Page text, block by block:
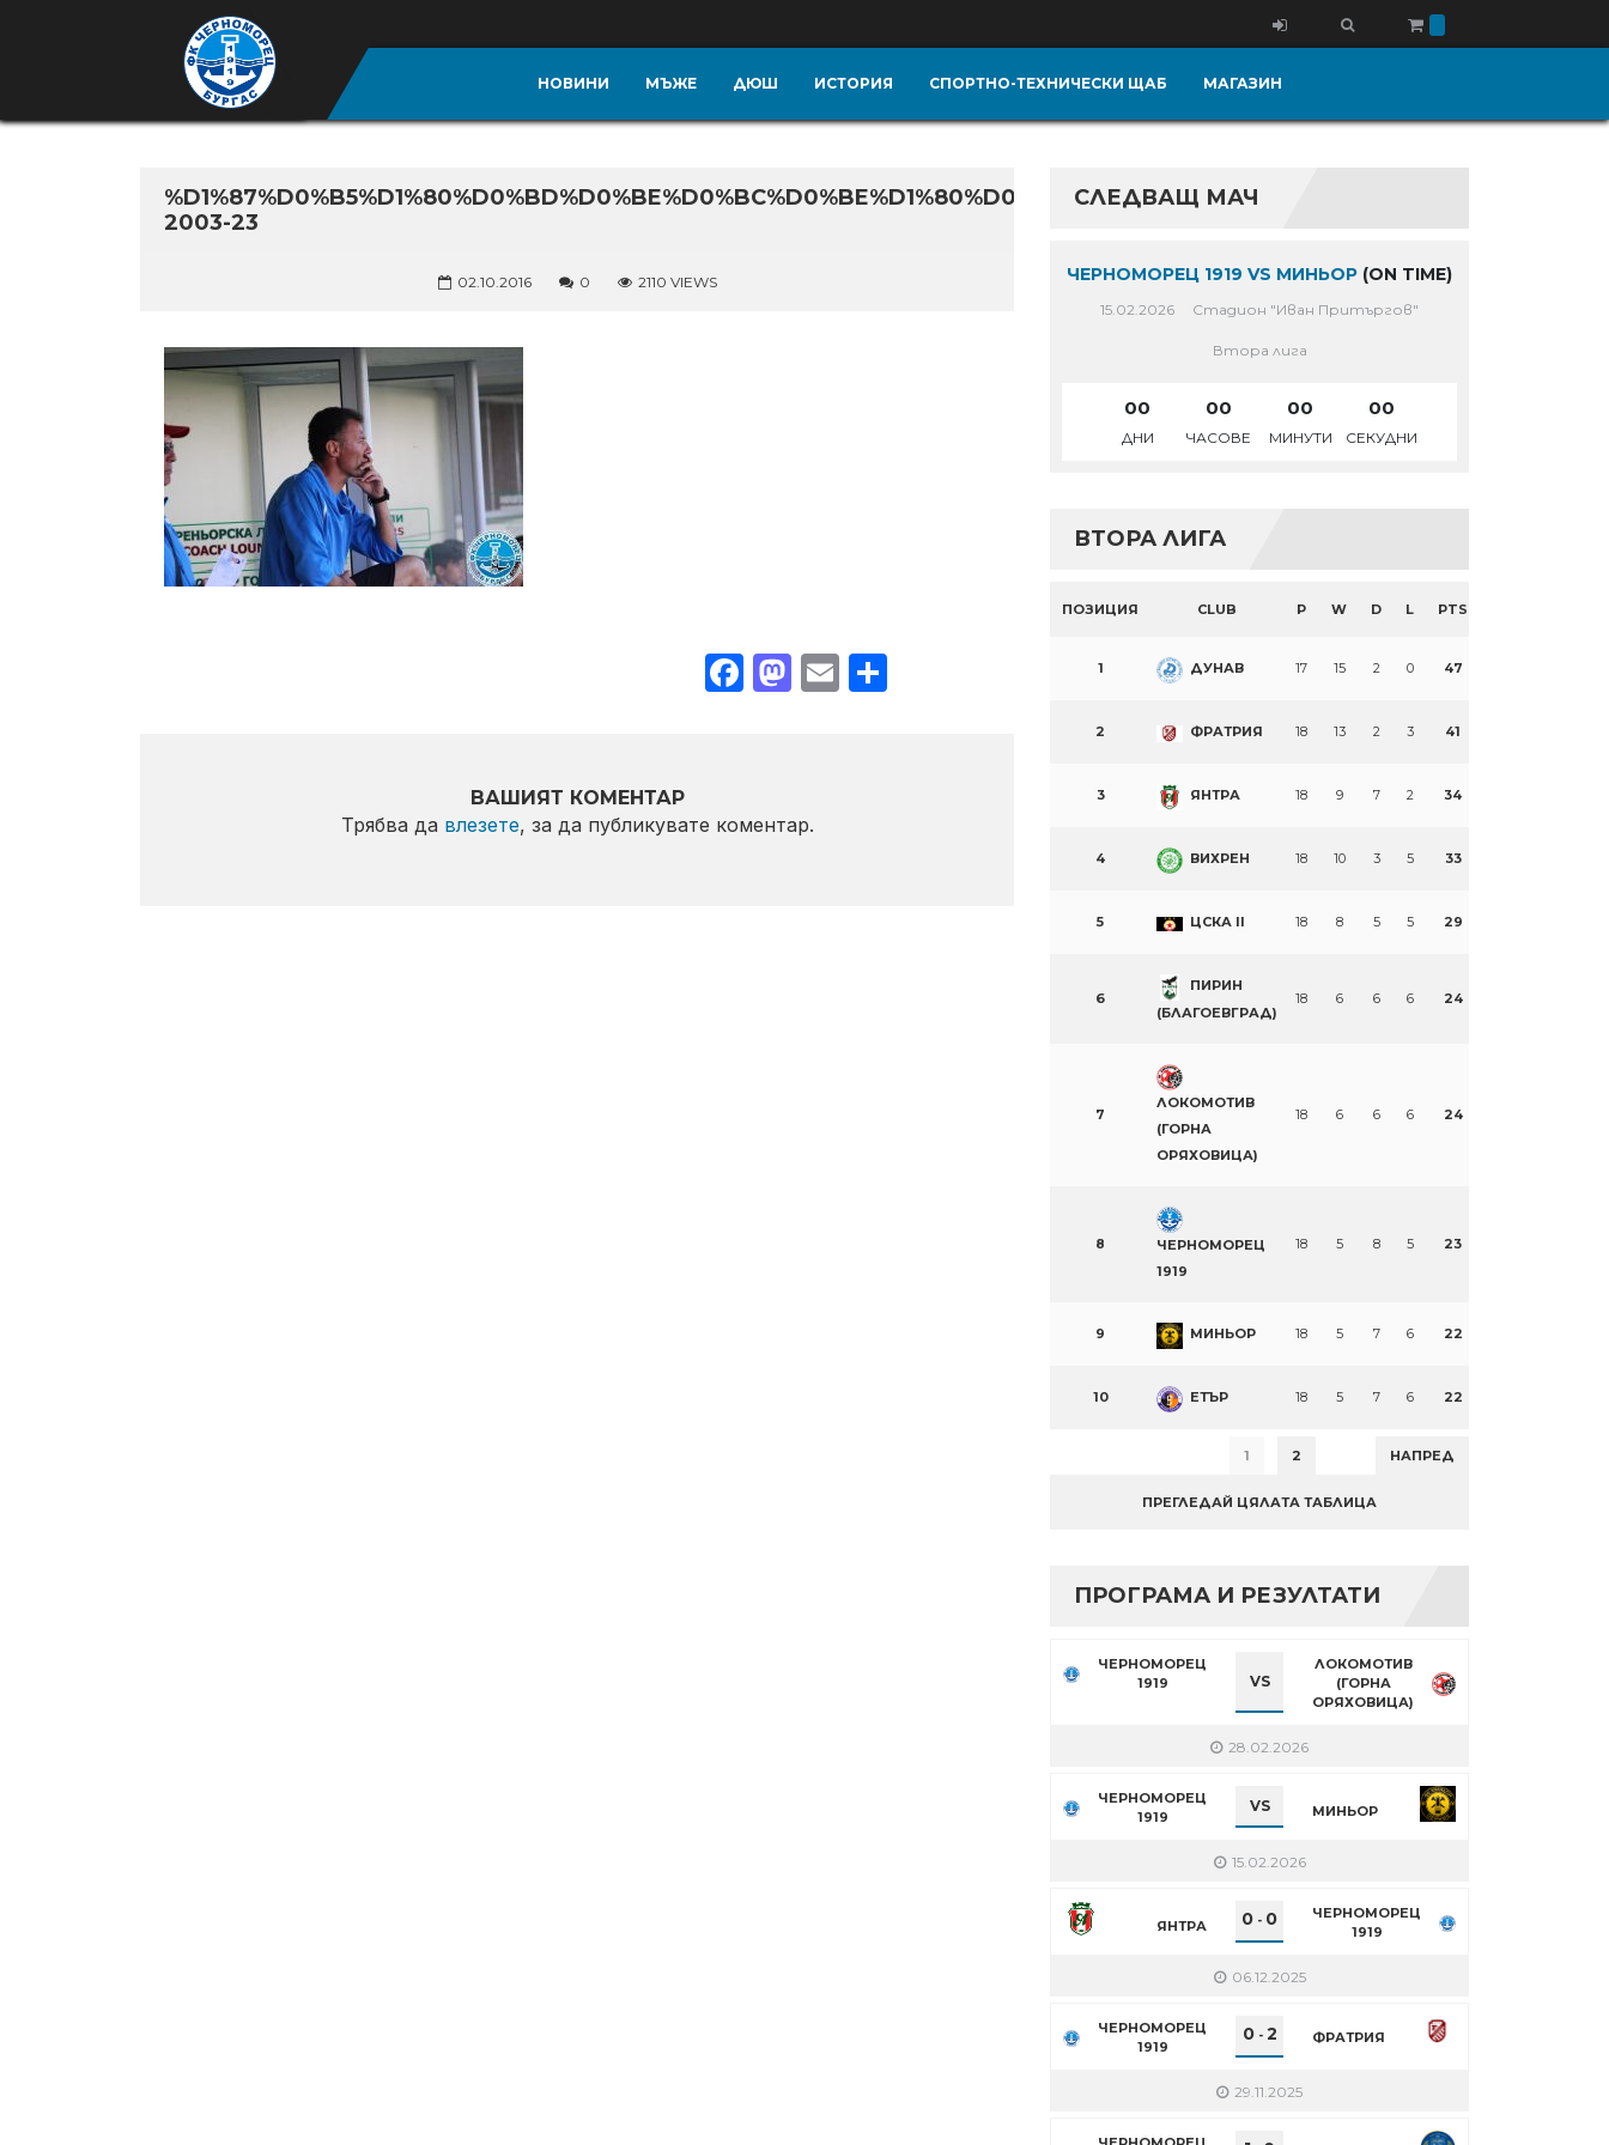
НОВИНИ МЪЖЕ ДЮШ ИСТОРИЯ СПОРТНО-ТЕХНИЧЕСКИ ЩАБ МАГАЗИН
%D1%87%D0%B5%D1%80%D0%BD%D0%BE%D0%BC%D0%BE%D1%80%D0%B5%D1%86-
2003-23
02.10.2016 0 2110 VIEWS
Facebook
Mastodon
EmailShare
ВАШИЯТ КОМЕНТАР
Трябва да влезете, за да публикувате коментар.
СЛЕДВАЩ МАЧ
ЧЕРНОМОРЕЦ 1919 VS МИНЬОР (ON TIME)
15.02.2026 Стадион "Иван Притъргов"
Втора лига
00
ДНИ
00
ЧАСОВЕ
00
МИНУТИ
00
СЕКУДНИ
ВТОРА ЛИГА
ПОЗИЦИЯ CLUB P W D L PTS
1 ДУНАВ 17 15 2 0 47
2 ФРАТРИЯ 18 13 2 3 41
3 ЯНТРА 18 9 7 2 34
4 ВИХРЕН 18 10 3 5 33
5 ЦСКА II 18 8 5 5 29
6
ПИРИН
(БЛАГОЕВГРАД)
18 6 6 6 24
7
ЛОКОМОТИВ
(ГОРНА
ОРЯХОВИЦА)
18 6 6 6 24
8
ЧЕРНОМОРЕЦ
1919
18 5 8 5 23
9 МИНЬОР 18 5 7 6 22
10 ЕТЪР 18 5 7 6 22
1 2 НАПРЕД
ПРЕГЛЕДАЙ ЦЯЛАТА ТАБЛИЦА
ПРОГРАМА И РЕЗУЛТАТИ
ЧЕРНОМОРЕЦ
1919
VS
ЛОКОМОТИВ
(ГОРНА
ОРЯХОВИЦА)
28.02.2026
ЧЕРНОМОРЕЦ
1919
VS МИНЬОР
15.02.2026
ЯНТРА 0 - 0
ЧЕРНОМОРЕЦ
1919
06.12.2025
ЧЕРНОМОРЕЦ
1919
0- 2 ФРАТРИЯ
29.11.2025